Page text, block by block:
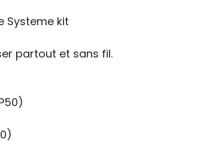
Systeme kit
partout et sans fil.